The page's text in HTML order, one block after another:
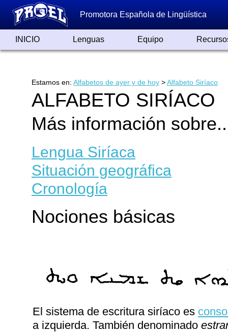
Promotora Española de Lingüística
INICIO Lenguas Equipo
Estamos en: Alfabetos de ayer y de hoy >Alfabeto Siríaco
ALFABETO SIRÍACO
Más información
Lengua Siríaca
Situación geográfica
Cronología
Nociones básicas
El sistema de escritura siríaco es
a izquierda. También denominado